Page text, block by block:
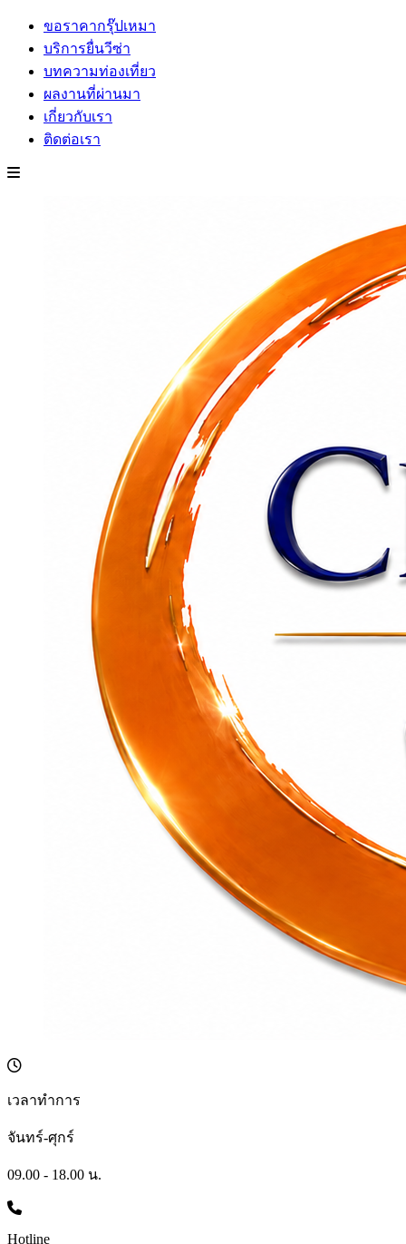
ขอราคากรุ๊ปเหมา
บริการยื่นวีซ่า
บทความท่องเที่ยว
ผลงานที่ผ่านมา
เกี่ยวกับเรา
ติดต่อเรา
เวลาทำการ
จันทร์-ศุกร์
09.00 - 18.00 น.
Hotline